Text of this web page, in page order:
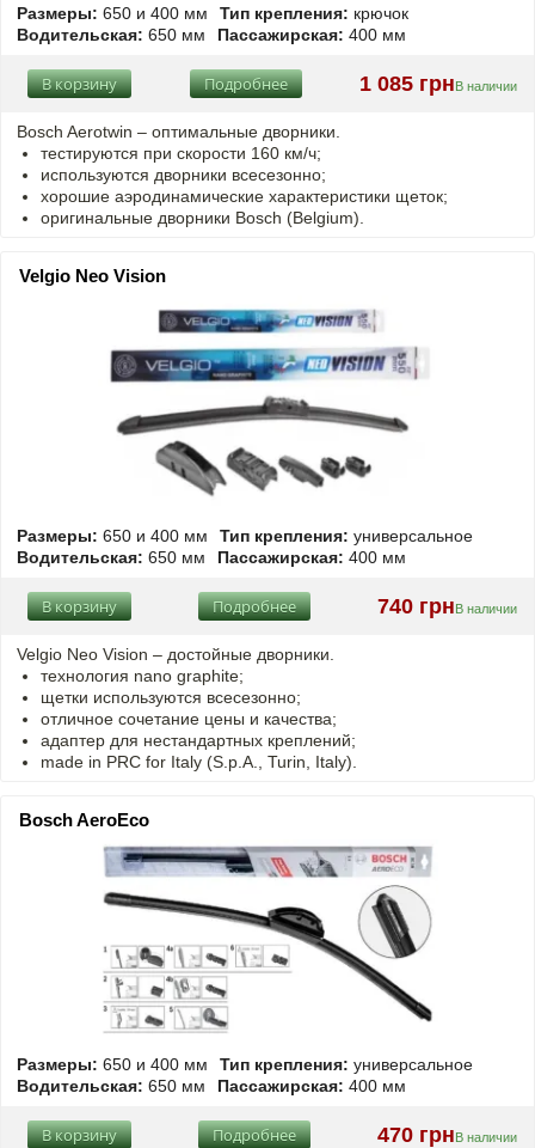
Размеры: 650 и 400 мм Тип крепления: крючок
Водительская: 650 мм Пассажирская: 400 мм
1 085 грн В наличии
Подробнее
В корзину
Bosch Aerotwin – оптимальные дворники.
тестируются при скорости 160 км/ч;
используются дворники всесезонно;
хорошие аэродинамические характеристики щеток;
оригинальные дворники Bosch (Belgium).
Velgio Neo Vision
Размеры: 650 и 400 мм Тип крепления: универсальное
Водительская: 650 мм Пассажирская: 400 мм
740 грнВ наличии
Подробнее
В корзину
Velgio Neo Vision – достойные дворники.
технология nano graphite;
щетки используются всесезонно;
отличное сочетание цены и качества;
адаптер для нестандартных креплений;
made in PRC for Italy (S.p.A., Turin, Italy).
Bosch AeroEco
Размеры: 650 и 400 мм Тип крепления: универсальное
Водительская: 650 мм Пассажирская: 400 мм
470 грнВ наличии
Подробнее
В корзину